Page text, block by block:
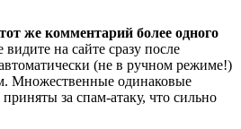
же комментарий более одного
на сайте сразу после
(не в ручном режиме!)
Множественные одинаковые
за спам-атаку, что сильно